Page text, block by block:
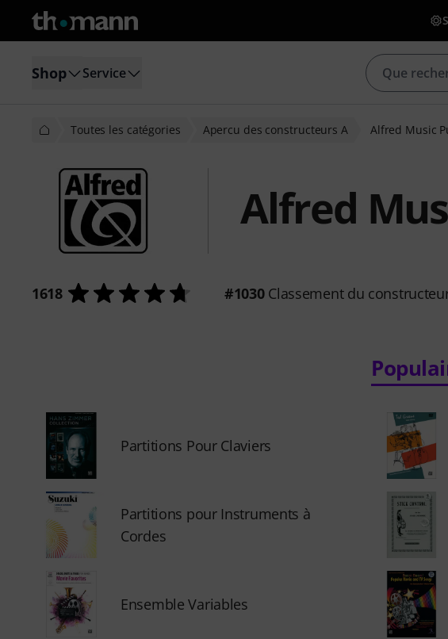
Shop Service
Toutes les catégories Apercu des constructeurs A Alfred Music
Alfred
1618 #1030Classement du
Partitions Pour Claviers
Partitions pour Instruments à
Cordes
Ensemble Variables